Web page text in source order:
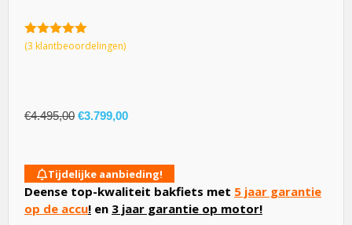
5.00van 5
(3 klantbeoordelingen)
€4.495,00 €3.799,00
Tijdelijke aanbieding!
Deense top-kwaliteit bakfiets met 5 jaar garantie
op de accu! en 3 jaar garantie op motor!